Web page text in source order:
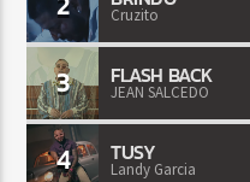
Cruzito
3 FLASH BACK
JEAN SALCEDO
4 TUSY
Landy Garcia